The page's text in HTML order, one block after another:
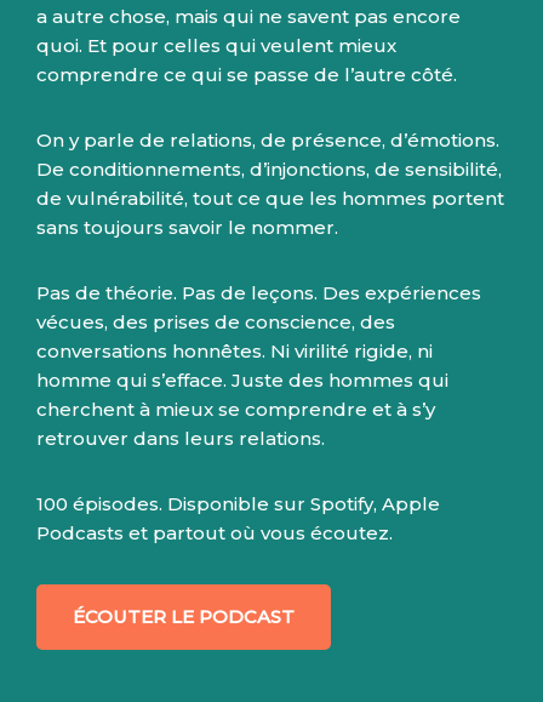
a autre chose, mais qui ne savent pas encore
quoi. Et pour celles qui veulent mieux
comprendre ce qui se passe de l’autre côté.
On y parle de relations, de présence, d’émotions.
De conditionnements, d’injonctions, de sensibilité,
de vulnérabilité, tout ce que les hommes portent
sans toujours savoir le nommer.
Pas de théorie. Pas de leçons. Des expériences
vécues, des prises de conscience, des
conversations honnêtes. Ni virilité rigide, ni
homme qui s’efface. Juste des hommes qui
cherchent à mieux se comprendre et à s’y
retrouver dans leurs relations.
100 épisodes. Disponible sur Spotify, Apple
Podcasts et partout où vous écoutez.
ÉCOUTER LE PODCAST